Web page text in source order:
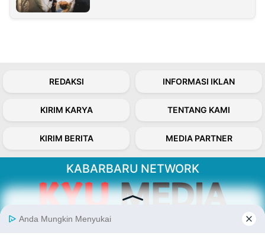
REDAKSI INFORMASI IKLAN
KIRIM KARYA TENTANG KAMI
KIRIM BERITA MEDIA PARTNER
KABARBARU NETWORK